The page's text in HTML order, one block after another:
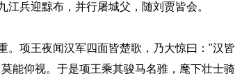
兵迎黥布，并行屠城父，随刘贾皆会。
项王夜闻汉军四面皆楚歌，乃大惊曰："汉皆
能仰视。于是项王乘其骏马名骓，麾下壮士骑